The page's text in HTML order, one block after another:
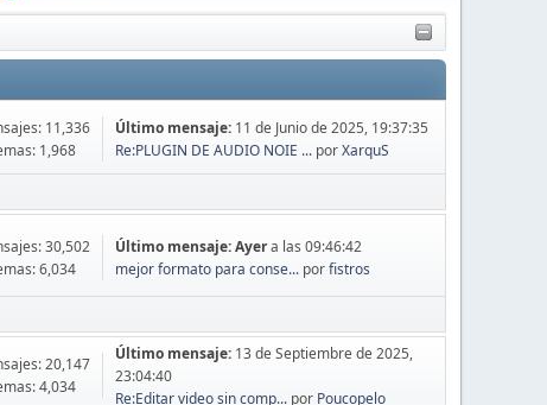
11,336
1,968
Último mensaje: 11 de Junio de 2025, 19:37:35
Re:PLUGIN DE AUDIO NOIE ...porXarquS
30,502
6,034
Último mensaje:Ayera las 09:46:42
mejor formato para conse...porfistros
20,147
4,034
Último mensaje: 13 de Septiembre de 2025,
23:04:40
Re:Editar video sin comp...por Poucopelo